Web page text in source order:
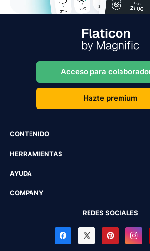
Acceso para
Hazte premium
CONTENIDO
HERRAMIENTAS
AYUDA
COMPANY
REDES SOCIALES